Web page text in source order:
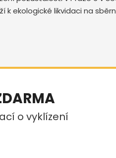
k ekologické likvidaci na
o vyklízení